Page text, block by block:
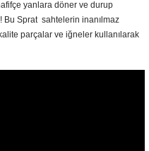
yanlara döner ve durup
Bu Sprat sahtelerin inanılmaz
parçalar ve iğneler kullanılarak